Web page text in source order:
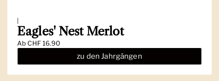
|
Eagles' Nest Merlot
AbCHF 16.90
zu den Jahrgängen